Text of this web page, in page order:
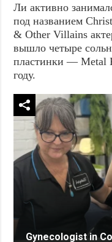
Ли активно
под названием
& Other Villains
вышло четыре
пластинки — Metal
году.
Gynecologist in